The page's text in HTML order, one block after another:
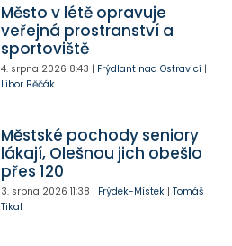
Město v létě opravuje
veřejná prostranství a
sportoviště
4. srpna 2026 8:43 | Frýdlant nad Ostravicí|
Libor Běčák
Městské pochody seniory
lákají, Olešnou jich obešlo
přes 120
3. srpna 2026 11:38 | Frýdek-Místek| Tomáš
Tikal